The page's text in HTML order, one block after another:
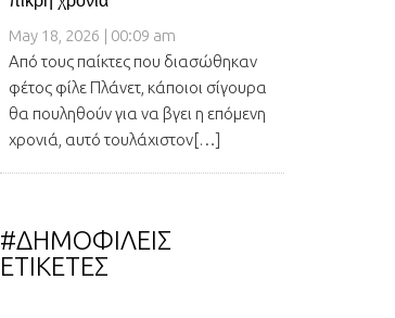
May 18, 2026 | 00:09 am
Από τους παίκτες που διασώθηκαν
φέτος φίλε Πλάνετ, κάποιοι σίγουρα
θα πουληθούν για να βγει η επόμενη
χρονιά, αυτό τουλάχιστον[…]
#ΔΗΜΟΦΙΛΕΙΣ
ΕΤΙΚΕΤΕΣ